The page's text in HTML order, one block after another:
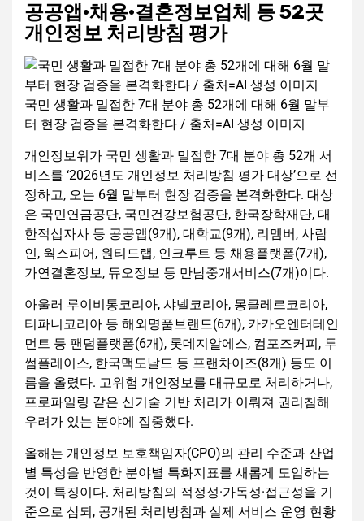
공공앱·채용·결혼정보업체 등 52곳
개인정보 처리방침 평가
국민 생활과 밀접한 7대 분야 총 52개에 대해 6월 말부
터 현장 검증을 본격화한다 / 출처=AI 생성 이미지
개인정보위가 국민 생활과 밀접한 7대 분야 총 52개 서
비스를 ‘2026년도 개인정보 처리방침 평가 대상’으로 선
정하고, 오는 6월 말부터 현장 검증을 본격화한다. 대상
은 국민연금공단, 국민건강보험공단, 한국장학재단, 대
한적십자사 등 공공앱(9개), 대학교(9개), 리멤버, 사람
인, 웍스피어, 원티드랩, 인크루트 등 채용플랫폼(7개),
가연결혼정보, 듀오정보 등 만남중개서비스(7개)이다.
아울러 루이비통코리아, 샤넬코리아, 몽클레르코리아,
티파니코리아 등 해외명품브랜드(6개), 카카오엔터테인
먼트 등 팬덤플랫폼(6개), 롯데지알에스, 컴포즈커피, 투
썸플레이스, 한국맥도날드 등 프랜차이즈(8개) 등도 이
름을 올렸다. 고위험 개인정보를 대규모로 처리하거나,
프로파일링 같은 신기술 기반 처리가 이뤄져 권리침해
우려가 있는 분야에 집중했다.
올해는 개인정보 보호책임자(CPO)의 관리 수준과 산업
별 특성을 반영한 분야별 특화지표를 새롭게 도입하는
것이 특징이다. 처리방침의 적정성·가독성·접근성을 기
준으로 삼되, 공개된 처리방침과 실제 서비스 운영 현황